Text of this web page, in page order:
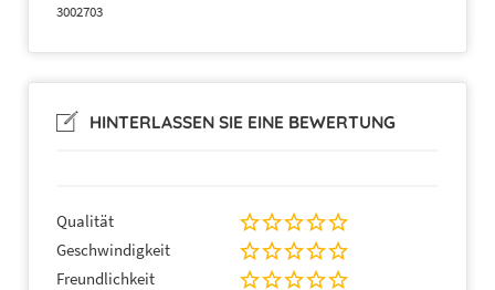
3002703
HINTERLASSEN SIE EINE BEWERTUNG
Qualität
Geschwindigkeit
Freundlichkeit